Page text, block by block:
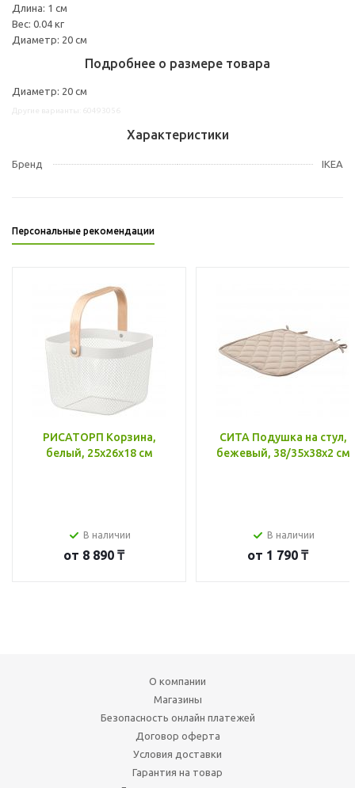
Длина: 1 см
Вес: 0.04 кг
Диаметр: 20 см
Подробнее о размере товара
Диаметр: 20 см
Характеристики
Бренд IKEA
Персональные рекомендации
РИСАТОРП Корзина,
белый, 25x26x18 см
В наличии
от 8 890 ₸
СИТА Подушка на стул,
бежевый, 38/35x38x2 см
В наличии
от 1 790 ₸
О компании
Магазины
Безопасность онлайн платежей
Договор оферта
Условия доставки
Гарантия на товар